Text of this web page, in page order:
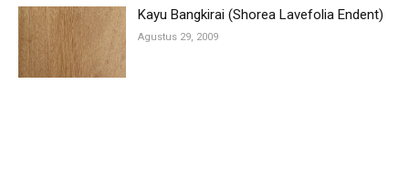
Kayu Bangkirai (Shorea Lavefolia Endent)
Agustus 29, 2009